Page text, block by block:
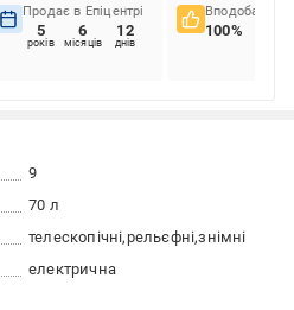
Продає в Епіцентрі
5
років
6
місяців
12
днів
Вподобання
100%
9
70 л
телескопічні рельєфні знімні
електрична